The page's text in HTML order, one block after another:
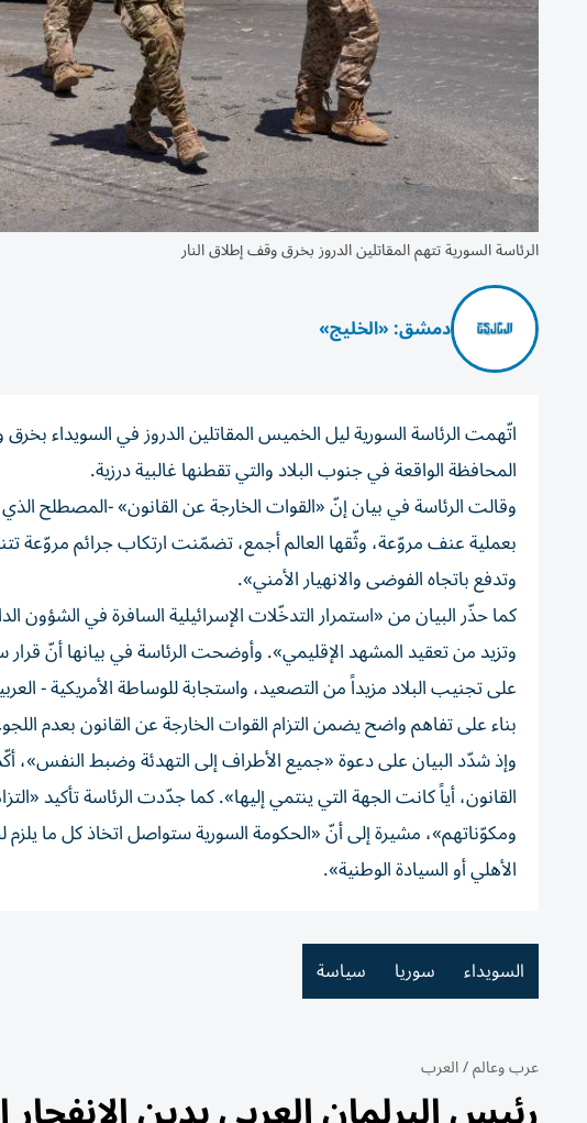
الرئاسة السورية تتهم المقاتلين الدروز بخرق وقف إطلاق النار
دمشق: «الخليج»
اتّهمت الرئاسة السورية ليل الخميس المقاتلين الدروز في السويداء
المحافظة الواقعة في جنوب البلاد والتي تقطنها غالبية درزية.
وقالت الرئاسة في بيان إنّ «القوات الخارجة عن القانون» -المصطلح
بعملية عنف مروّعة، وثّقها العالم أجمع، تضمّنت ارتكاب جرائم مروّعة
وتدفع باتجاه الفوضى والانهيار الأمني».
كما حذّر البيان من «استمرار التدخّلات الإسرائيلية السافرة في الشؤون
وتزيد من تعقيد المشهد الإقليمي». وأوضحت الرئاسة في بيانها أنّ
على تجنيب البلاد مزيداً من التصعيد، واستجابة للوساطة الأمريكية -
بناء على تفاهم واضح يضمن التزام القوات الخارجة عن القانون بعدم
وإذ شدّد البيان على دعوة «جميع الأطراف إلى التهدئة وضبط النفس»،
القانون، أياً كانت الجهة التي ينتمي إليها». كما جدّدت الرئاسة تأكيد
ومكوّناتهم»، مشيرة إلى أنّ «الحكومة السورية ستواصل اتخاذ كل ما
الأهلي أو السيادة الوطنية».
السويداء سوريا سياسة
عرب وعالم/العرب